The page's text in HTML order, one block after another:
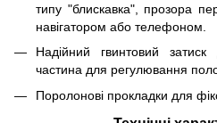
типу "блискавка", прозора
навігатором або телефоном.
Надійний гвинтовий
частина для регулювання
Поролонові прокладки для